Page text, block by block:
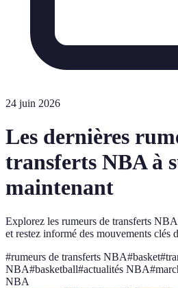
24 juin 2026
Les dernières
transferts NBA à
maintenant
Explorez les rumeurs de transferts
et restez informé des mouvements clés
#rumeurs de transferts NBA#basket#
NBA#basketball#actualités NBA#
NBA